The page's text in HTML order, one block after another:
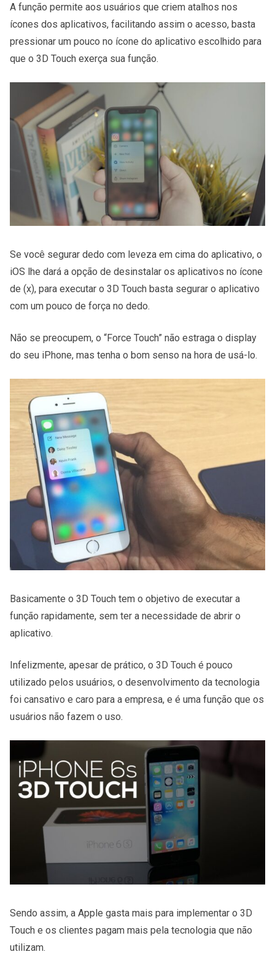
A função permite aos usuários que criem atalhos nos
ícones dos aplicativos, facilitando assim o acesso, basta
pressionar um pouco no ícone do aplicativo escolhido para
que o 3D Touch exerça sua função.
Se você segurar dedo com leveza em cima do aplicativo, o
iOS lhe dará a opção de desinstalar os aplicativos no ícone
de (x), para executar o 3D Touch basta segurar o aplicativo
com um pouco de força no dedo.
Não se preocupem, o “Force Touch” não estraga o display
do seu iPhone, mas tenha o bom senso na hora de usá-lo.
Basicamente o 3D Touch tem o objetivo de executar a
função rapidamente, sem ter a necessidade de abrir o
aplicativo.
Infelizmente, apesar de prático, o 3D Touch é pouco
utilizado pelos usuários, o desenvolvimento da tecnologia
foi cansativo e caro para a empresa, e é uma função que os
usuários não fazem o uso.
Sendo assim, a Apple gasta mais para implementar o 3D
Touch e os clientes pagam mais pela tecnologia que não
utilizam.